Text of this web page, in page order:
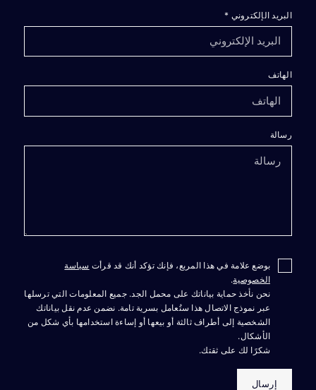
البريد الإلكتروني *
الهاتف
رسالة
بوضع علامة في هذا المربع، فإنك تؤكد أنك قد قرأت سياسة
الخصوصية.
نحن نأخذ حماية بياناتك على محمل الجد. جميع المعلومات التي ترسلها
عبر نموذج الاتصال هذا ستُعامل بسرية تامة. نضمن عدم نقل بياناتك
الشخصية إلى أطراف ثالثة أو بيعها أو إساءة استخدامها بأي شكل من
الأشكال.
شكرًا لك على ثقتك.
إرسال